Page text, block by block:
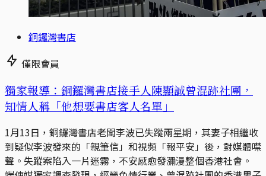
銅鑼灣書店
僅限會員
獨家報導：銅鑼灣書店接手人陳顯誠曾混跡社團，
知情人稱「他想要書店客人名單」
1月13日，銅鑼灣書店老闆李波已失蹤兩星期，其妻子相繼收
到疑似李波發來的「親筆信」和視頻「報平安」後，對媒體噤
聲。失蹤案陷入一片迷霧，不安感愈發瀰漫整個香港社會。